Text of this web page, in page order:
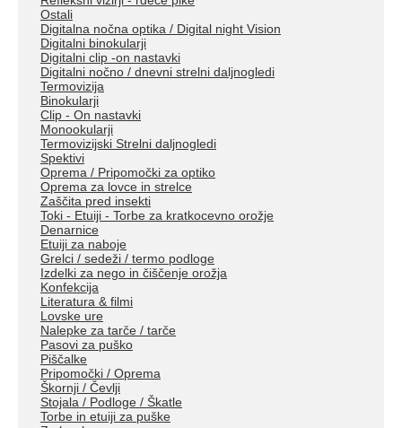
Ostali
Digitalna nočna optika / Digital night Vision
Digitalni binokularji
Digitalni clip -on nastavki
Digitalni nočno / dnevni strelni daljnogledi
Termovizija
Binokularji
Clip - On nastavki
Monookularji
Termovizijski Strelni daljnogledi
Spektivi
Oprema / Pripomočki za optiko
Oprema za lovce in strelce
Zaščita pred insekti
Toki - Etuiji - Torbe za kratkocevno orožje
Denarnice
Etuiji za naboje
Grelci / sedeži / termo podloge
Izdelki za nego in čiščenje orožja
Konfekcija
Literatura & filmi
Lovske ure
Nalepke za tarče / tarče
Pasovi za puško
Piščalke
Pripomočki / Oprema
Škornji / Čevlji
Stojala / Podloge / Škatle
Torbe in etuiji za puške